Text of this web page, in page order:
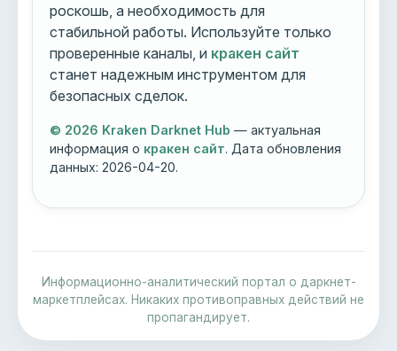
роскошь, а необходимость для
стабильной работы. Используйте только
проверенные каналы, и кракен сайт
станет надежным инструментом для
безопасных сделок.
© 2026 Kraken Darknet Hub — актуальная
информация о кракен сайт. Дата обновления
данных:2026-04-20.
Информационно-аналитический портал о даркнет-
маркетплейсах. Никаких противоправных действий не
пропагандирует.